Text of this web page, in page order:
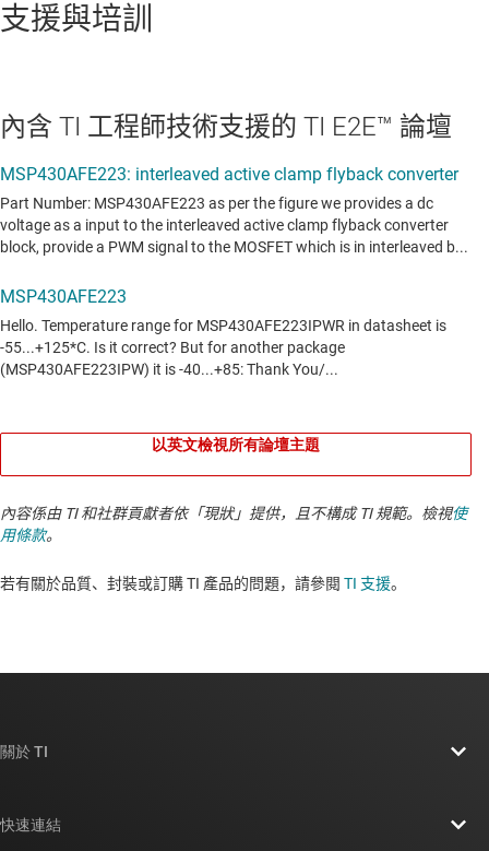
支援與培訓
內含 TI 工程師技術支援的 TI E2E™ 論壇
以英文檢視所有論壇主題
內容係由 TI 和社群貢獻者依「現狀」提供，且不構成 TI 規範。檢視使
用條款。
若有關於品質、封裝或訂購 TI 產品的問題，請參閱 TI 支援。​​​​​​​​​​​​​​
關於 TI
快速連結